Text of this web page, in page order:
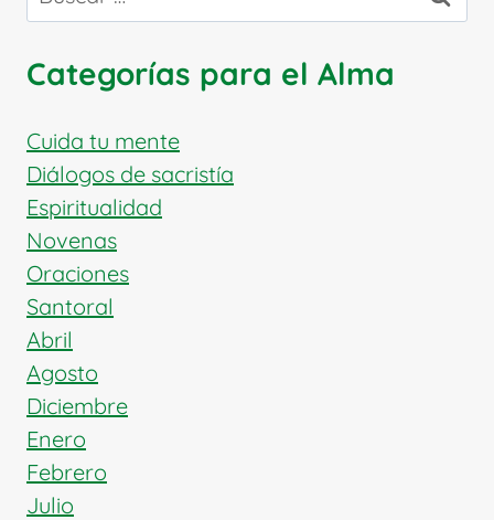
Categorías para el Alma
Cuida tu mente
Diálogos de sacristía
Espiritualidad
Novenas
Oraciones
Santoral
Abril
Agosto
Diciembre
Enero
Febrero
Julio